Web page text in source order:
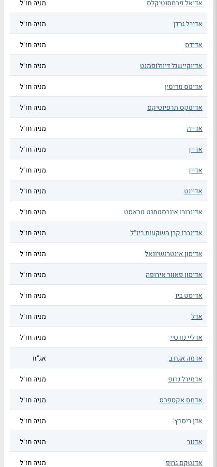
אדיאל פרמסוטיקלס מניה חו"ל
אדיבל גרדן מניה חו"ל
אדידס מניה חו"ל
אדיוקיישנל דיוולופמנט מניה חו"ל
אדיטס מדיסין מניה חו"ל
אדיטקס תרפיוטיקס מניה חו"ל
אדייה מניה חו"ל
אדיין מניה חו"ל
אדיין מניה חו"ל
אדיינט מניה חו"ל
אדינבורו אינבסטמנט טראסט מניה חו"ל
אדינברו קרן השקעות בינ"ל מניה חו"ל
אדיסון אינטרנשיונאל מניה חו"ל
אדיסון פאוור אירופה מניה חו"ל
אדיסט ביו מניה חו"ל
אדל מניה חו"ל
אדליי נורטיי מניה חו"ל
אדמה אגח ב אג"ח
אדמירל גרופ מניה חו"ל
אדמס אקספרס מניה חו"ל
אדן ריסרץ' מניה חו"ל
אדנור מניה חו"ל
אדנטקס גרופ מניה חו"ל